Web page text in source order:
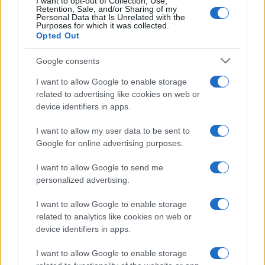
Retention, Sale, and/or Sharing of my
Personal Data that Is Unrelated with the
Purposes for which it was collected.
Opted Out
Google consents
I want to allow Google to enable storage
related to advertising like cookies on web or
device identifiers in apps.
I want to allow my user data to be sent to
Google for online advertising purposes.
I want to allow Google to send me
personalized advertising.
I want to allow Google to enable storage
related to analytics like cookies on web or
device identifiers in apps.
I want to allow Google to enable storage
meg a zeneszerző 90. születésnapi koncertjét a Nemzeti
Szimfonikus Zenekar közreműködésével, amelyen Anne-
Sophie Mutter hegedűművész, Yo-Yo Ma és a filmrendező
Steven Spielberg is fellépett.
Williams hangsúlyozta, hogy a zene az
élete.
„Ez adta meg nekem a képességet, hogy lélegezzek, hogy
éljek és megértsem, hogy a testi élet többről szól. Anélkül,
hogy vallásos lennék, ami nem vagyok különösebben, van
egy spirituális élet, egy művészi élet, egy hétköznapok
valósága fölött álló birodalom. A zene a költészet szintjére
emelheti az ember gondolkodását. Elgondolkodhatunk azon,
hogy mennyire volt szükséges a zene az emberiség
számára. Mindig is szerettem játszani azzal a gondolattal,